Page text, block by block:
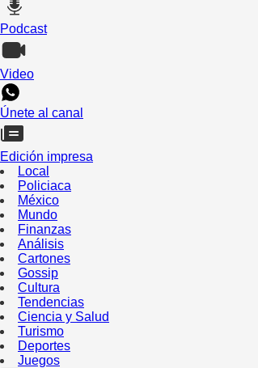
Podcast
Video
Únete al canal
Edición impresa
Local
Policiaca
México
Mundo
Finanzas
Análisis
Cartones
Gossip
Cultura
Tendencias
Ciencia y Salud
Turismo
Deportes
Juegos